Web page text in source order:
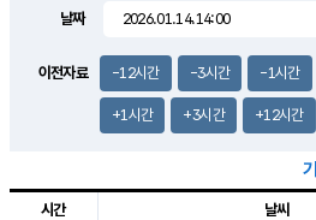
2.1m/s
날짜
이전자료 -12시간 -3시간 -1시간
+1시간 +3시간 +12시간
시간 날씨